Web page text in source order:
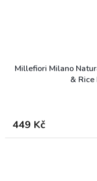
Millefiori Milano
&
449 Kč